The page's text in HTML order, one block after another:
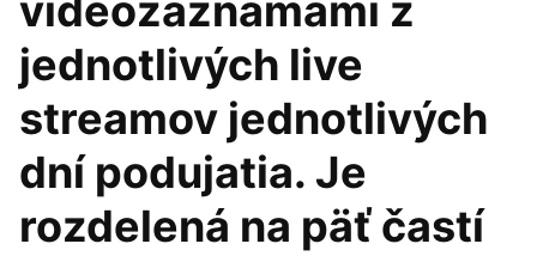
videozáznamami z
jednotlivých live
streamov jednotlivých
dní podujatia. Je
rozdelená na päť častí